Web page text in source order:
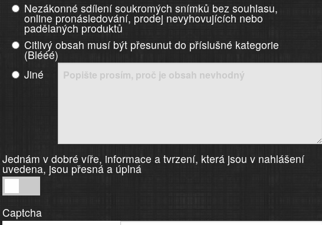
Nezákonné sdílení soukromých snímků bez souhlasu,
online pronásledování, prodej nevyhovujících nebo
padělaných produktů
Citlivý obsah musí být přesunut do příslušné kategorie
(Blééé)
Jiné
Jednám v dobré víře, informace a tvrzení, která jsou v nahlášení
uvedena, jsou přesná a úplná
v
dobré
Captcha